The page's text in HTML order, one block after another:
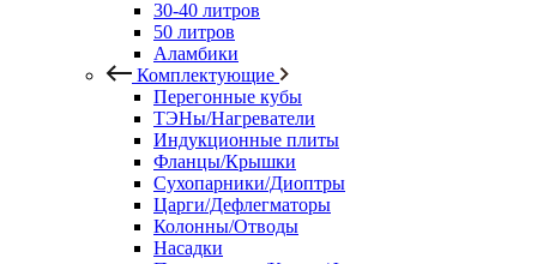
30-40 литров
50 литров
Аламбики
Комплектующие
Перегонные кубы
ТЭНы/Нагреватели
Индукционные плиты
Фланцы/Крышки
Сухопарники/Диоптры
Царги/Дефлегматоры
Колонны/Отводы
Насадки